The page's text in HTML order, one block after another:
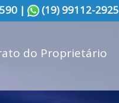
| (19) 99112-2925
do Proprietário